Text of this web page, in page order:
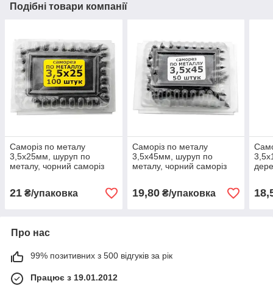
Подібні товари компанії
Саморіз по металу
3,5х25мм, шуруп по
металу, чорний саморіз
21 ₴/упаковка
Саморіз по металу
3,5х45мм, шуруп по
металу, чорний саморіз
19,80₴/упаковка
Про нас
99% позитивних з 500 відгуків за рік
Працює з 19.01.2012